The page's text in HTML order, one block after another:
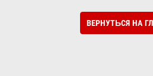
ВЕРНУТЬСЯ НА